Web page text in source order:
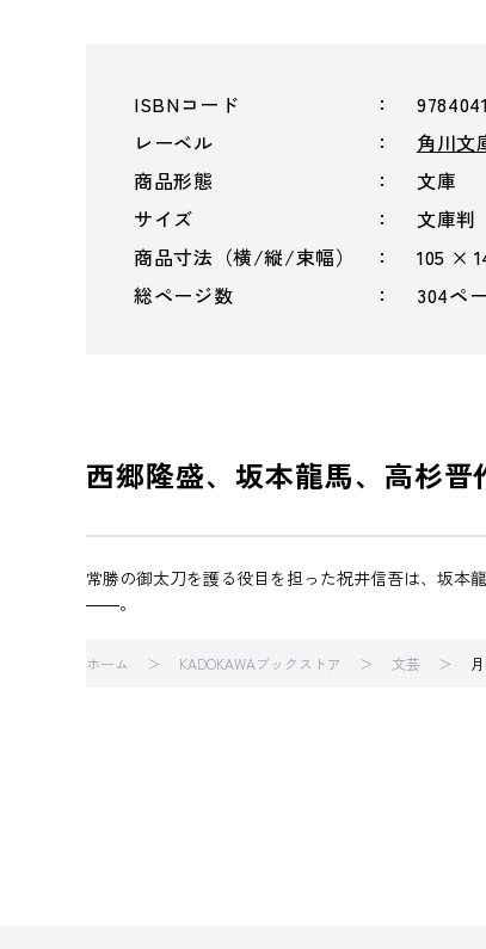
ISBNコード
レーベル
角川文
商品形態
文庫
サイズ
文庫判
商品寸法（横/縦/束幅）
105 ×
総ページ数
304ペ
西郷隆盛、坂本龍馬、高杉
常勝の御太刀を護る役目を担った祝井信吾は、坂本
――。
ホーム KADOKAWAブックストア 文芸